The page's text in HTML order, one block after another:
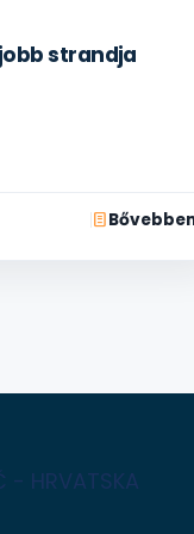
strandja
- HRVATSKA